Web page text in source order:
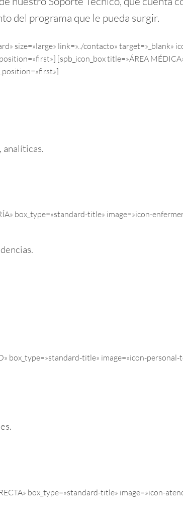
del programa que le pueda surgir.
size=»large» link=»../contacto» target=»_blank»
[spb_icon_box title=»ÁREA
box_type=»standard-title» image=»icon-
box_type=»standard-title» image=»icon-
box_type=»standard-title» image=»icon-